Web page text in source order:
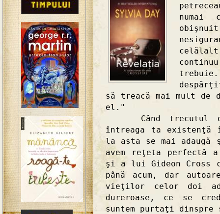
numai
celălalt
să treacă mai mult de
el."
Când trecutul
întreaga ta existenţă
la asta se mai
avem reţeta perfectă
şi a lui Gideon Cross
până acum, dar
vieţilor celor doi
dureroase, ce se
suntem purtaţi